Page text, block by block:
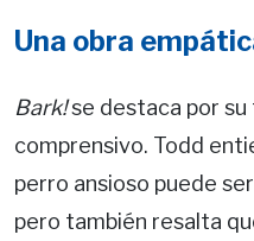
Una obra
Bark!se destaca por su
comprensivo. Todd
perro ansioso puede
pero también resalta